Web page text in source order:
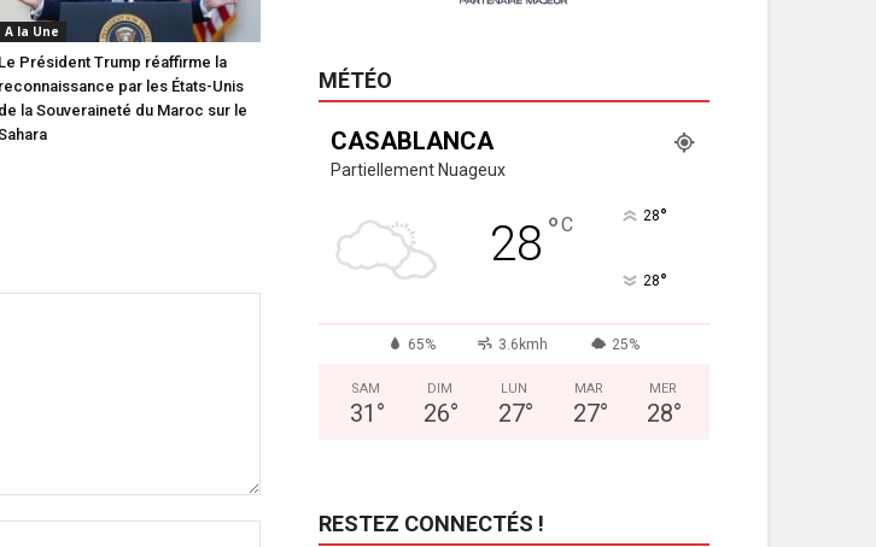
A la Une
Le Président Trump réaffirme la
reconnaissance par les États-Unis
de la Souveraineté du Maroc sur le
MÉTÉO
CASABLANCA
Partiellement Nuageux
28 °C 28°
28°
65% 3.6kmh 25%
SAM
31 °
DIM
26°
LUN
27°
MAR
27°
MER
28°
RESTEZ CONNECTÉS !